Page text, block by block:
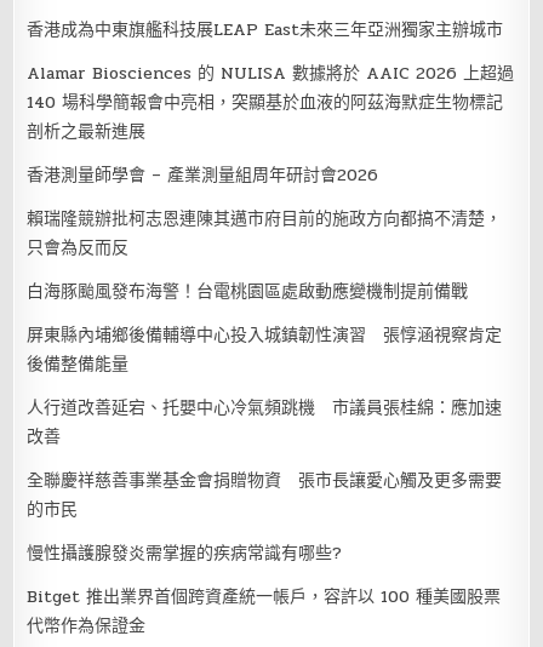
香港成為中東旗艦科技展LEAP East未來三年亞洲獨家主辦城市
Alamar Biosciences 的 NULISA 數據將於 AAIC 2026 上超過
140 場科學簡報會中亮相，突顯基於血液的阿茲海默症生物標記
剖析之最新進展
香港測量師學會 – 產業測量組周年研討會2026
賴瑞隆競辦批柯志恩連陳其邁市府目前的施政方向都搞不清楚，
只會為反而反
白海豚颱風發布海警！台電桃園區處啟動應變機制提前備戰
屏東縣內埔鄉後備輔導中心投入城鎮韌性演習 張惇涵視察肯定
後備整備能量
人行道改善延宕、托嬰中心冷氣頻跳機 市議員張桂綿：應加速
改善
全聯慶祥慈善事業基金會捐贈物資 張市長讓愛心觸及更多需要
的市民
慢性攝護腺發炎需掌握的疾病常識有哪些?
Bitget 推出業界首個跨資產統一帳戶，容許以 100 種美國股票
代幣作為保證金